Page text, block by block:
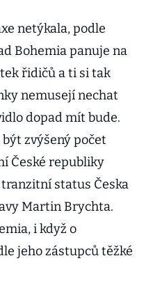
netýkala, podle
Bohemia panuje na
řidičů a ti si tak
nemusejí nechat
dopad mít bude.
zvýšený počet
České republiky
status Česka
Martin Brychta.
i když o
jeho zástupců těžké